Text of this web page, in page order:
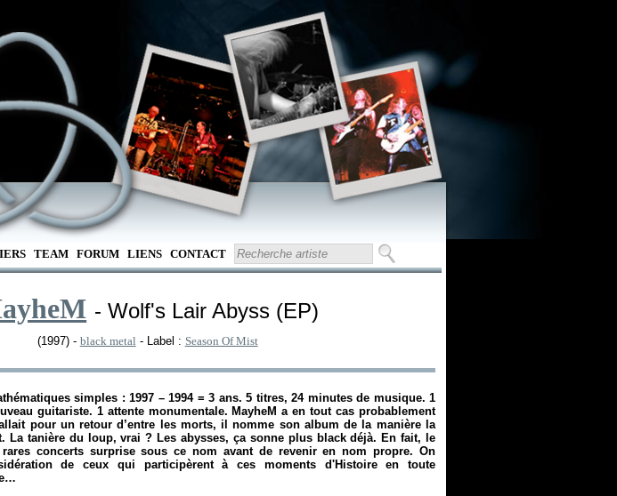
TEAM FORUM LIENS CONTACT
- Wolf's Lair Abyss (EP)
(1997) - black metal - Label : Season Of Mist
simples : 1997 – 1994 = 3 ans. 5 titres, 24 minutes de musique. 1
guitariste. 1 attente monumentale. MayheM a en tout cas probablement
pour un retour d’entre les morts, il nomme son album de la manière la
La tanière du loup, vrai ? Les abysses, ça sonne plus black déjà. En fait, le
concerts surprise sous ce nom avant de revenir en nom propre. On
de ceux qui participèrent à ces moments d'Histoire en toute